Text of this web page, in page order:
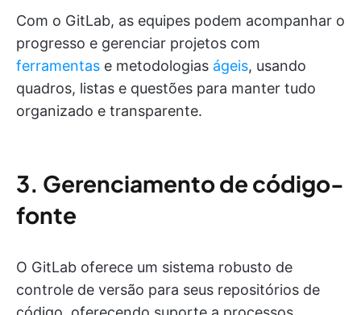
Com o GitLab, as equipes podem acompanhar o
progresso e gerenciar projetos com
ferramentas e metodologias ágeis, usando
quadros, listas e questões para manter tudo
organizado e transparente.
3. Gerenciamento de código-
fonte
O GitLab oferece um sistema robusto de
controle de versão para seus repositórios de